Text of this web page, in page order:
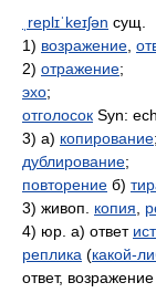
ˌreplɪˈkeɪʃən сущ.
1) возражение
2) отражение;
эхо;
отголосок Syn:
3) а) копирование;
дублирование;
повторение б)
3) живоп. копия
4) юр. а) ответ
реплика (какой-
ответ,